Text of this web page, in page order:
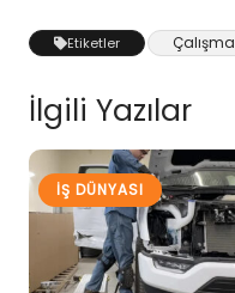
Etiketler Çalışma
İlgili Yazılar
İŞ DÜNYASI